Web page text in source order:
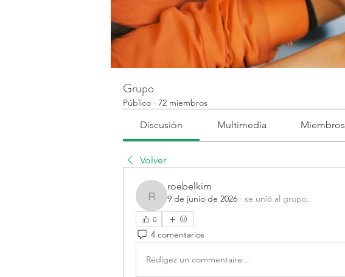
Grupo
Público · 72 miembros
Discusión Multimedia Miembros
Volver
roebelkim
roebelkim
9 de junio de 2026 · se unió al grupo.
0
4 comentarios
Rédigez un commentaire...